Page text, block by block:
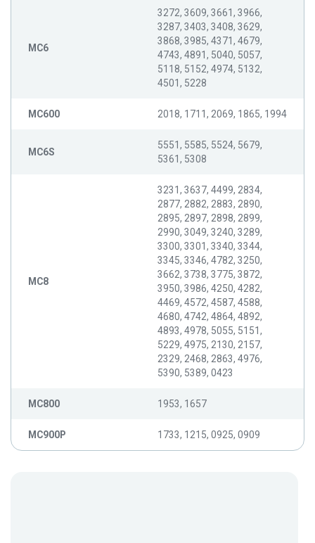
MC6
3272, 3609, 3661, 3966,
3287, 3403, 3408, 3629,
3868, 3985, 4371, 4679,
4743, 4891, 5040, 5057,
5118, 5152, 4974, 5132,
4501, 5228
MC600 2018, 1711, 2069, 1865, 1994
MC6S
5551, 5585, 5524, 5679,
5361, 5308
MC8
3231, 3637, 4499, 2834,
2877, 2882, 2883, 2890,
2895, 2897, 2898, 2899,
2990, 3049, 3240, 3289,
3300, 3301, 3340, 3344,
3345, 3346, 4782, 3250,
3662, 3738, 3775, 3872,
3950, 3986, 4250, 4282,
4469, 4572, 4587, 4588,
4680, 4742, 4864, 4892,
4893, 4978, 5055, 5151,
5229, 4975, 2130, 2157,
2329, 2468, 2863, 4976,
5390, 5389, 0423
MC800 1953, 1657
MC900P 1733, 1215, 0925, 0909